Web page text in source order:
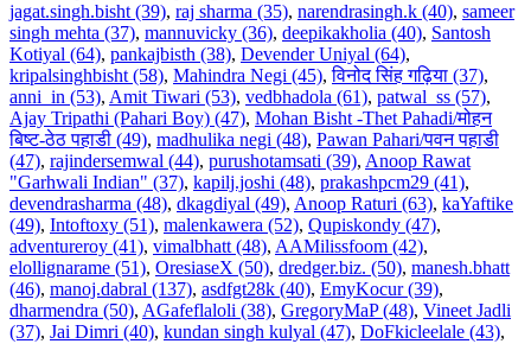
jagat.singh.bisht (39), raj sharma (35), narendrasingh.k (40), sameer
singh mehta (37), mannuvicky (36), deepikakholia (40), Santosh
Kotiyal (64), pankajbisth (38), Devender Uniyal (64),
kripalsinghbisht (58), Mahindra Negi (45),विनोद सिंह गढ़िया (37),
anni_in (53), Amit Tiwari (53), vedbhadola (61), patwal_ss (57),
Ajay Tripathi (Pahari Boy) (47), Mohan Bisht -Thet Pahadi/मोहन
बिष्ट-ठेठ पहाडी (49), madhulika negi (48), Pawan Pahari/पवन पहाडी
(47), rajindersemwal (44), purushotamsati (39), Anoop Rawat
"Garhwali Indian" (37), kapilj.joshi (48), prakashpcm29 (41),
devendrasharma (48), dkagdiyal (49), Anoop Raturi (63), kaYaftike
(49), Intoftoxy (51), malenkawera (52), Qupiskondy (47),
adventureroy (41), vimalbhatt (48), AAMilissfoom (42),
elollignarame (51), OresiaseX (50), dredger.biz. (50), manesh.bhatt
(46), manoj.dabral (137), asdfgt28k (40), EmyKocur (39),
dharmendra (50), AGafeflaloli (38), GregoryMaP (48), Vineet Jadli
(37), Jai Dimri (40), kundan singh kulyal (47), DoFkicleelale (43),